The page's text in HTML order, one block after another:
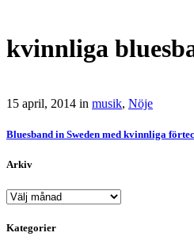
kvinnliga
15 april, 2014 in musik, Nöje
Bluesband in Sweden med kvinnliga
Arkiv
Arkiv
Kategorier